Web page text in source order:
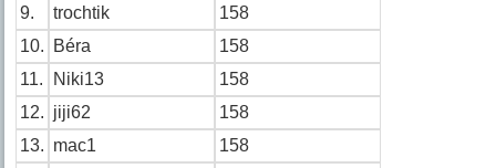
9.
trochtik
158
10.
Béra
158
11.
Niki13
158
12. jiji62
158
13. mac1
158